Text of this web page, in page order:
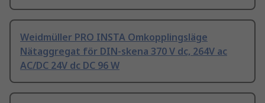
Weidmüller PRO INSTA Omkopplingsläge
Nätaggregat för DIN-skena 370 V dc, 264V ac
AC/DC 24V dc DC 96 W